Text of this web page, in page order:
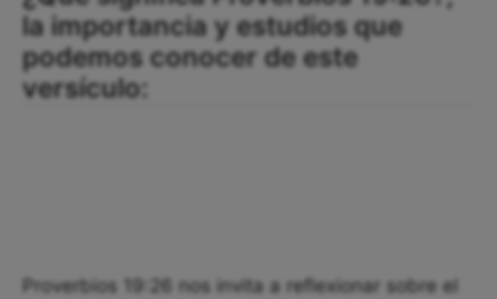
la importancia y estudios que
podemos conocer de este
versículo:
Proverbios 19:26 nos invita a reflexionar sobre el